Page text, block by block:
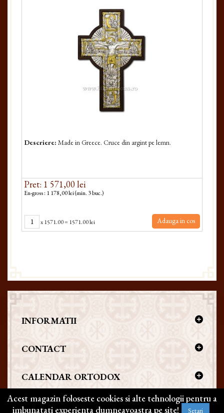
Descriere: Made in Greece. Cruce din argint pe lemn.
Pret: 1 571,00 lei
En-gross : 1 178,00 lei (min. 3 buc.)
x1571.00= 1571.00 lei Adauga in cos
INFORMATII
CONTACT
CALENDAR ORTODOX
Acest magazin foloseste cookies si alte tehnologii pentru a
imbunatati experienta dumneavoastra pe site!
Setari